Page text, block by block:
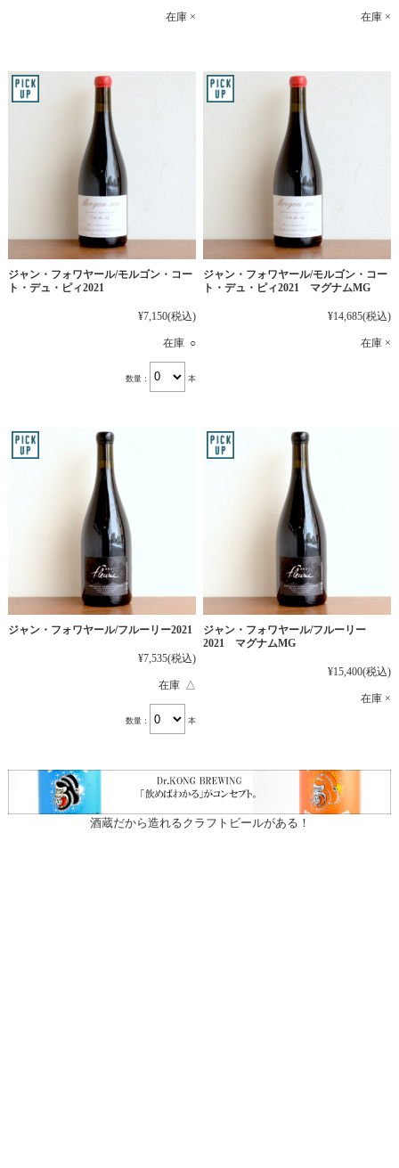
在庫 × 在庫 ×
ジャン・フォワヤール/モルゴン・コー
ト・デュ・ピィ2021
¥7,150(税込)
在庫 ○
数量： 本
ジャン・フォワヤール/モルゴン・コー
ト・デュ・ピィ2021 マグナムMG
¥14,685(税込)
在庫 ×
ジャン・フォワヤール/フルーリー2021
¥7,535(税込)
在庫 △
数量： 本
ジャン・フォワヤール/フルーリー
2021 マグナムMG
¥15,400(税込)
在庫 ×
酒蔵だから造れるクラフトビールがある！